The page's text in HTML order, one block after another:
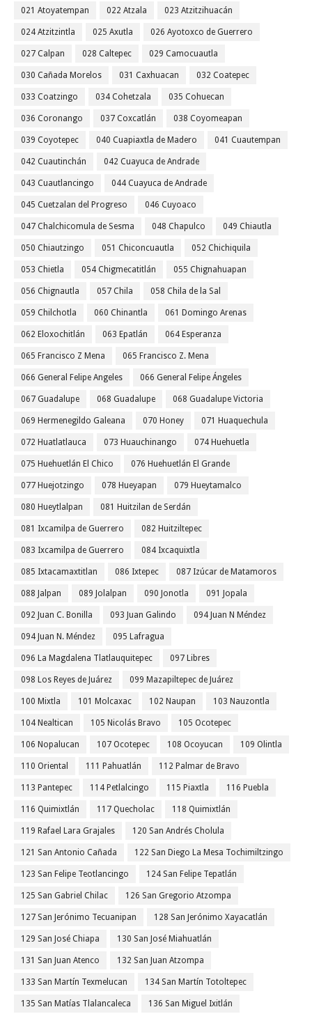
021 Atoyatempan 022 Atzala 023 Atzitzihuacán
024 Atzitzintla 025 Axutla 026 Ayotoxco de Guerrero
027 Calpan 028 Caltepec 029 Camocuautla
030 Cañada Morelos 031 Caxhuacan 032 Coatepec
033 Coatzingo 034 Cohetzala 035 Cohuecan
036 Coronango 037 Coxcatlán 038 Coyomeapan
039 Coyotepec 040 Cuapiaxtla de Madero 041 Cuautempan
042 Cuautinchán 042 Cuayuca de Andrade
043 Cuautlancingo 044 Cuayuca de Andrade
045 Cuetzalan del Progreso 046 Cuyoaco
047 Chalchicomula de Sesma 048 Chapulco 049 Chiautla
050 Chiautzingo 051 Chiconcuautla 052 Chichiquila
053 Chietla 054 Chigmecatitlán 055 Chignahuapan
056 Chignautla 057 Chila 058 Chila de la Sal
059 Chilchotla 060 Chinantla 061 Domingo Arenas
062 Eloxochitlán 063 Epatlán 064 Esperanza
065 Francisco Z Mena 065 Francisco Z. Mena
066 General Felipe Angeles 066 General Felipe Ángeles
067 Guadalupe 068 Guadalupe 068 Guadalupe Victoria
069 Hermenegildo Galeana 070 Honey 071 Huaquechula
072 Huatlatlauca 073 Huauchinango 074 Huehuetla
075 Huehuetlán El Chico 076 Huehuetlán El Grande
077 Huejotzingo 078 Hueyapan 079 Hueytamalco
080 Hueytlalpan 081 Huitzilan de Serdán
081 Ixcamilpa de Guerrero 082 Huitziltepec
083 Ixcamilpa de Guerrero 084 Ixcaquixtla
085 Ixtacamaxtitlan 086 Ixtepec 087 Izúcar de Matamoros
088 Jalpan 089 Jolalpan 090 Jonotla 091 Jopala
092 Juan C. Bonilla 093 Juan Galindo 094 Juan N Méndez
094 Juan N. Méndez 095 Lafragua
096 La Magdalena Tlatlauquitepec 097 Libres
098 Los Reyes de Juárez 099 Mazapiltepec de Juárez
100 Mixtla 101 Molcaxac 102 Naupan 103 Nauzontla
104 Nealtican 105 Nicolás Bravo 105 Ocotepec
106 Nopalucan 107 Ocotepec 108 Ocoyucan 109 Olintla
110 Oriental 111 Pahuatlán 112 Palmar de Bravo
113 Pantepec 114 Petlalcingo 115 Piaxtla 116 Puebla
116 Quimixtlán 117 Quecholac 118 Quimixtlán
119 Rafael Lara Grajales 120 San Andrés Cholula
121 San Antonio Cañada 122 San Diego La Mesa Tochimiltzingo
123 San Felipe Teotlancingo 124 San Felipe Tepatlán
125 San Gabriel Chilac 126 San Gregorio Atzompa
127 San Jerónimo Tecuanipan 128 San Jerónimo Xayacatlán
129 San José Chiapa 130 San José Miahuatlán
131 San Juan Atenco 132 San Juan Atzompa
133 San Martín Texmelucan 134 San Martín Totoltepec
135 San Matías Tlalancaleca 136 San Miguel Ixitlán